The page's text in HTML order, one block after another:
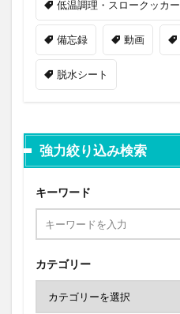
低温調理・スロークッカー
備忘録 動画
脱水シート
強力絞り込み検索
キーワード
カテゴリー